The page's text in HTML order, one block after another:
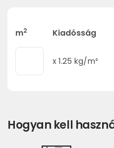
m2 Kiadósság
x1.25 kg/m²
Hogyan kell